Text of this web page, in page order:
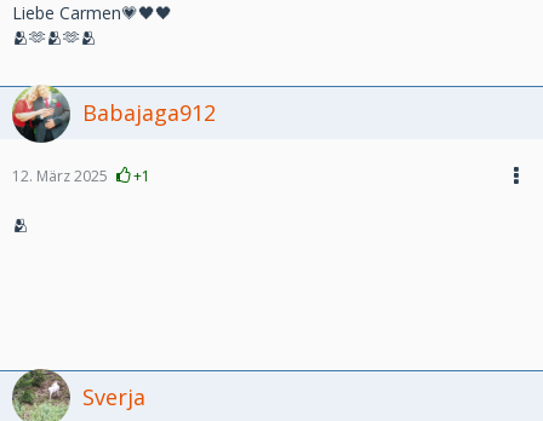
Liebe Carmen💗🖤🖤
🫂🫶🫂🫶🫂
Babajaga912
12. März 2025 +1
🫂
Sverja